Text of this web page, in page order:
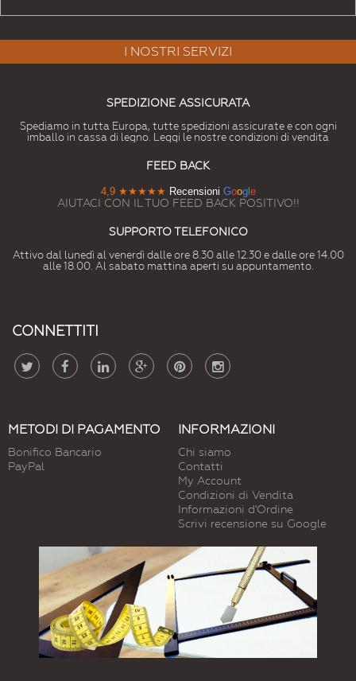
I NOSTRI SERVIZI
SPEDIZIONE ASSICURATA
Spediamo in tutta Europa, tutte spedizioni assicurate e con ogni
imballo in cassa di legno. Leggi le nostre condizioni di vendita
FEED BACK
4,9 ★★★★★ Recensioni Googl e
AIUTACI CON IL TUO FEED BACK POSITIVO!!
SUPPORTO TELEFONICO
Attivo dal lunedì al venerdì dalle ore 8.30 alle 12.30 e dalle ore 14.00
alle 18.00. Al sabato mattina aperti su appuntamento.
CONNETTITI
METODI DI PAGAMENTO
Bonifico Bancario
PayPal
INFORMAZIONI
Chi siamo
Contatti
My Account
Condizioni di Vendita
Informazioni d'Ordine
Scrivi recensione su Google